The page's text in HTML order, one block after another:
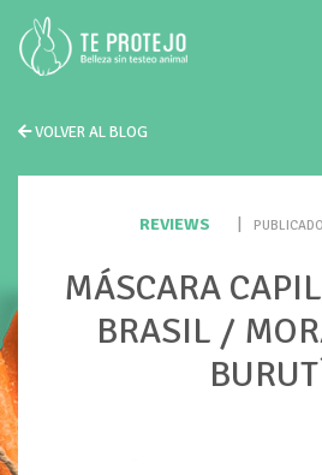
VOLVER AL BLOG
REVIEWS
MÁSCARA
BRASIL /